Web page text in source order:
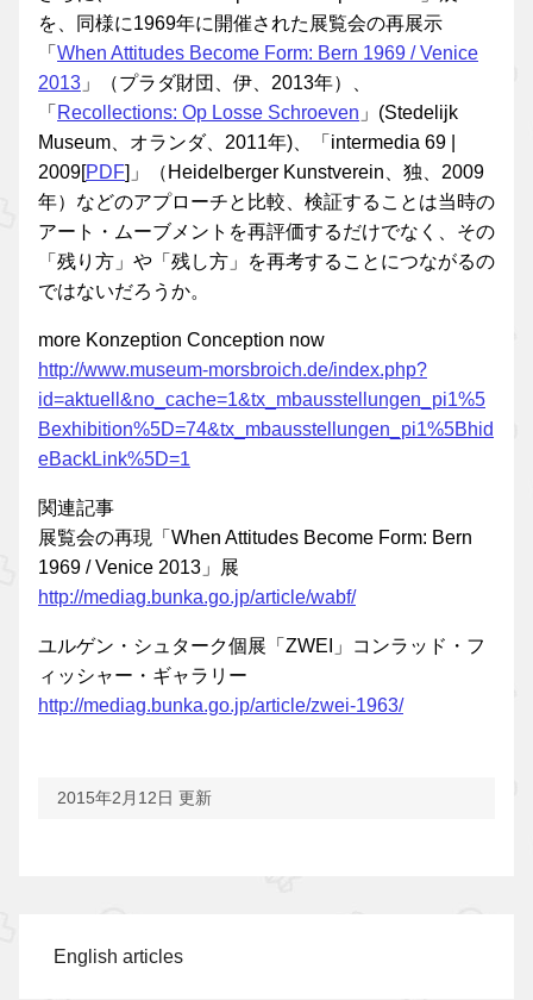
を、同様に1969年に開催された展覧会の再展示
「 When Attitudes Become Form: Bern 1969 / Venice
2013 」（プラダ財団、伊、2013年）、
「 Recollections: Op Losse Schroeven 」(Stedelijk
Museum、オランダ、2011年)、「intermedia 69 |
2009[PDF]」（Heidelberger Kunstverein、独、2009
年）などのアプローチと比較、検証することは当時の
アート・ムーブメントを再評価するだけでなく、その
「残り方」や「残し方」を再考することにつながるの
ではないだろうか。
more Konzeption Conception now
http://www.museum-morsbroich.de/index.php?
id=aktuell&no_cache=1&tx_mbausstellungen_pi1%5
Bexhibition%5D=74&tx_mbausstellungen_pi1%5Bhid
eBackLink%5D=1
関連記事
展覧会の再現「When Attitudes Become Form: Bern
1969 / Venice 2013」展
http://mediag.bunka.go.jp/article/wabf/
ユルゲン・シュターク個展「ZWEI」コンラッド・フ
ィッシャー・ギャラリー
http://mediag.bunka.go.jp/article/zwei-1963/
2015年2月12日 更新
English articles